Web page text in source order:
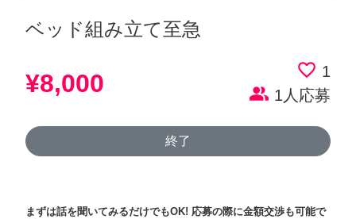
ベッド組み立て至急
¥8,000 favorite_border 1
people_alt 1人応募
終了
まずは話を聞いてみるだけでもOK! 応募の際に金額交渉も可能で